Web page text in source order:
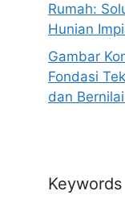
Rumah:
Hunian
Gambar
Fondasi
dan
Keywords